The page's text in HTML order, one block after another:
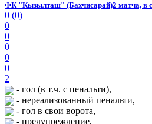
ФК "Кызылташ" (Бахчисарай)2 матча, в
0 (0)
0
0
0
0
0
2
- гол (в т.ч. с пенальти),
- нереализованный пенальти,
- гол в свои ворота,
- предупреждение,